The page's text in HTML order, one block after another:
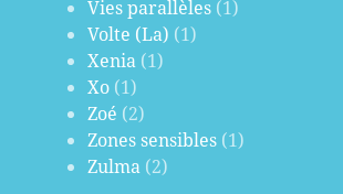
Vies parallèles (1)
Volte (La) (1)
Xenia (1)
Xo (1)
Zoé (2)
Zones sensibles (1)
Zulma (2)